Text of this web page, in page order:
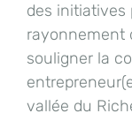
des initiatives
rayonnement
souligner la
vallée du